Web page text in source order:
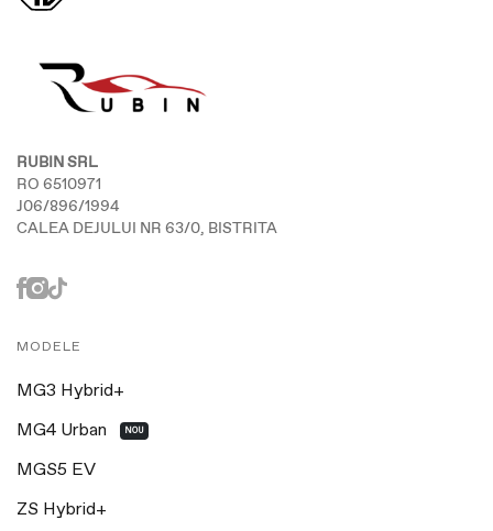
RUBIN SRL
RO 6510971
J06/896/1994
CALEA DEJULUI NR 63/0, BISTRITA
MODELE
MG3 Hybrid+
MG4 Urban NOU
MGS5 EV
ZS Hybrid+